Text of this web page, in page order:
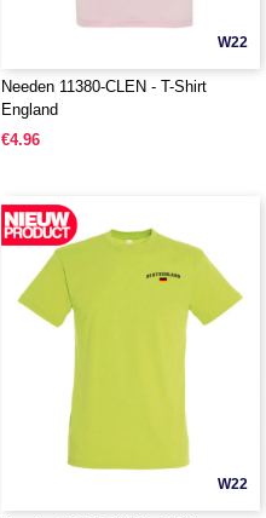
W22
Needen 11380-CLEN - T-Shirt
England
€4.96
W22